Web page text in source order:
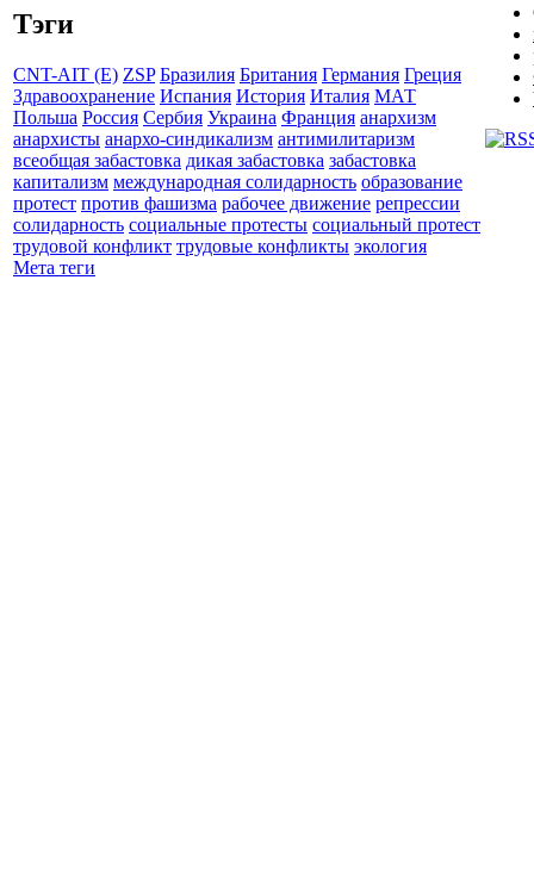
Тэги
CNT-AIT (E) ZSP Бразилия Британия Германия Греция
Здравоохранение Испания История Италия МАТ
Польша Россия Сербия Украина Франция анархизм
анархисты анархо-синдикализм антимилитаризм
всеобщая забастовка дикая забастовка забастовка
капитализм международная солидарность образование
протест против фашизма рабочее движение репрессии
солидарность социальные протесты социальный протест
трудовой конфликт трудовые конфликты экология
Мета теги